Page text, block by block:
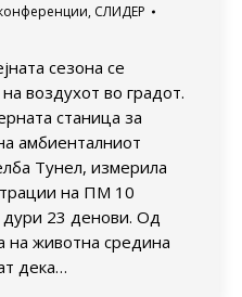
, СЛИДЕР
сезона се
воздухот во градот.
станица за
амбиенталниот
Тунел, измерила
на ПМ 10
дури 23 денови. Од
на животна средина
дека…